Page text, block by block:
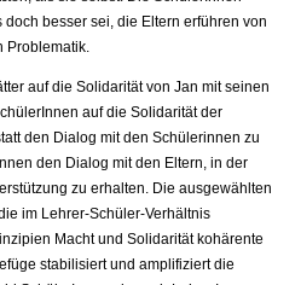
besser sei, die Eltern erführen von
Problematik.
auf die Solidarität von Jan mit seinen
auf die Solidarität der
den Dialog mit den Schülerinnen zu
den Dialog mit den Eltern, in der
zu erhalten. Die ausgewählten
im Lehrer-Schüler-Verhältnis
Macht und Solidarität kohärente
stabilisiert und amplifiziert die